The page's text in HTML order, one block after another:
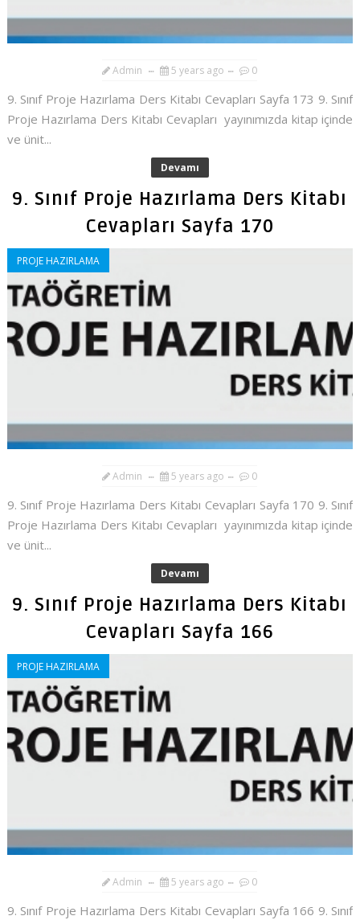
Admin 5 years ago 0
9. Sınıf Proje Hazırlama Ders Kitabı Cevapları Sayfa 173 9. Sınıf
Proje Hazırlama Ders Kitabı Cevapları yayınımızda kitap içinde
ve ünit...
Devamı
9. Sınıf Proje Hazırlama Ders Kitabı
Cevapları Sayfa 170
PROJE HAZIRLAMA
Admin 5 years ago 0
9. Sınıf Proje Hazırlama Ders Kitabı Cevapları Sayfa 170 9. Sınıf
Proje Hazırlama Ders Kitabı Cevapları yayınımızda kitap içinde
ve ünit...
Devamı
9. Sınıf Proje Hazırlama Ders Kitabı
Cevapları Sayfa 166
PROJE HAZIRLAMA
Admin 5 years ago 0
9. Sınıf Proje Hazırlama Ders Kitabı Cevapları Sayfa 166 9. Sınıf